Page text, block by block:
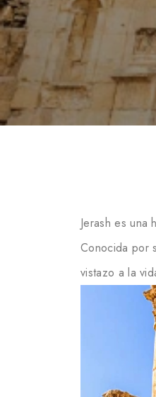
Jerash es una
Conocida por
vistazo a la